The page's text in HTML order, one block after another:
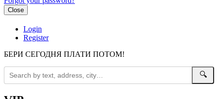
Close
Login
Register
БЕРИ СЕГОДНЯ ПЛАТИ ПОТОМ!
🔍